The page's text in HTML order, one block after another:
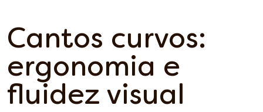
Cantos curvos:
ergonomia e
fluidez visual